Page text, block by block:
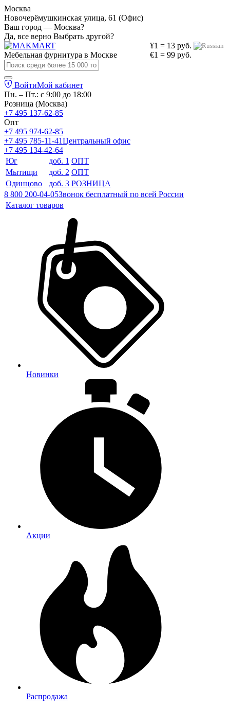
Москва
Новочерёмушкинская улица, 61 (Офис)
Ваш город — Москва?
Да, все верно Выбрать другой?
¥1 = 13 руб.
€1 = 99 руб.
Мебельная фурнитура в Москве
ВойтиМой кабинет
Пн. – Пт.: с 9:00 до 18:00
Розница (Москва)
+7 495 137-62-85
Опт
+7 495 974-62-85
+7 495 785-11-41Центральный офис
+7 495 134-42-64
Юг
доб. 1 ОПТ
Мытищи
доб. 2 ОПТ
Одинцово
доб. 3 РОЗНИЦА
8 800 200-04-05Звонок бесплатный по всей России
Каталог товаров
Новинки
Акции
Распродажа